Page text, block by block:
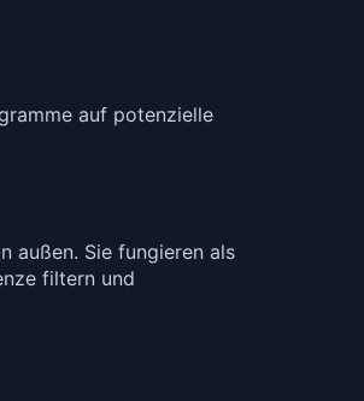
auf potenzielle
außen. Sie fungieren als
filtern und